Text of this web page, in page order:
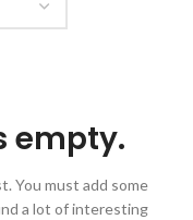
empty.
You must add some
a lot of interesting